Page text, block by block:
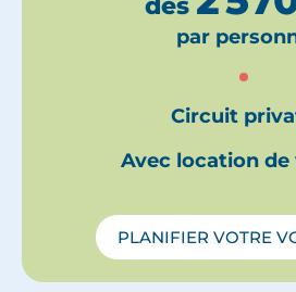
dès
par
Circuit
Avec location
PLANIFIER VOTRE